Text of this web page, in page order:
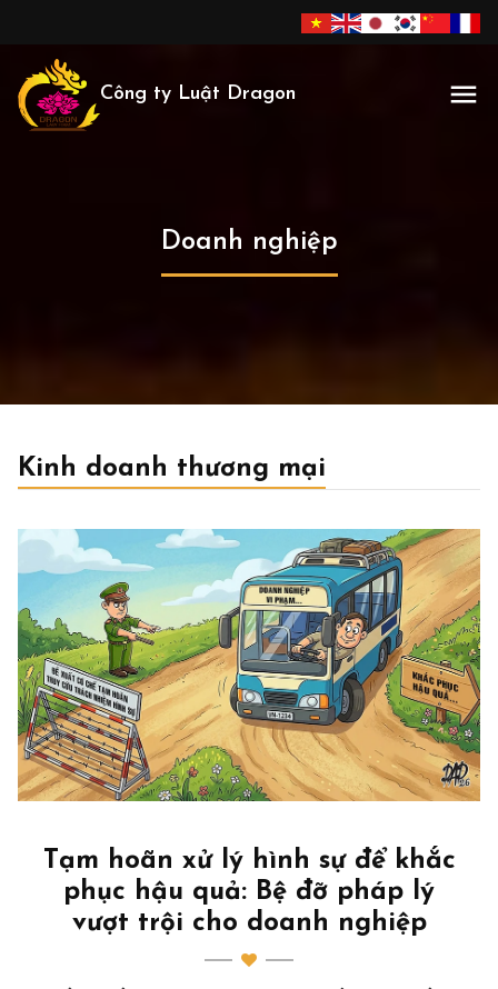
Công ty Luật Dragon
Doanh nghiệp
Kinh doanh thương mại
Tạm hoãn xử lý hình sự để khắc
phục hậu quả: Bệ đỡ pháp lý
vượt trội cho doanh nghiệp